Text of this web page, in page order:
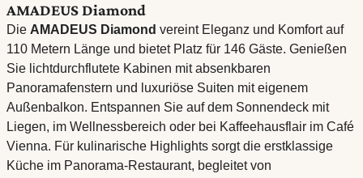
AMADEUS Diamond
Die AMADEUS Diamond vereint Eleganz und Komfort auf
110 Metern Länge und bietet Platz für 146 Gäste. Genießen
Sie lichtdurchflutete Kabinen mit absenkbaren
Panoramafenstern und luxuriöse Suiten mit eigenem
Außenbalkon. Entspannen Sie auf dem Sonnendeck mit
Liegen, im Wellnessbereich oder bei Kaffeehausflair im Café
Vienna. Für kulinarische Highlights sorgt die erstklassige
Küche im Panorama-Restaurant, begleitet von